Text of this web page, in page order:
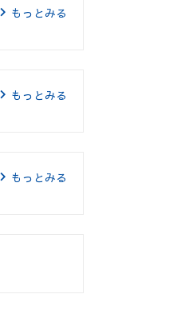
もっとみる
もっとみる
もっとみる